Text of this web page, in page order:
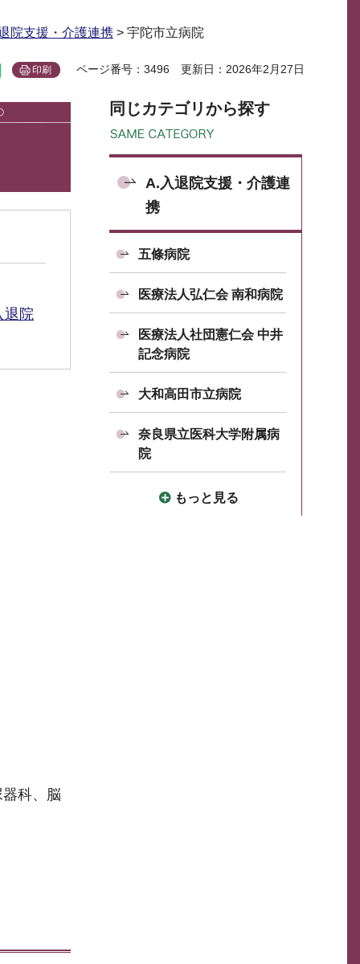
院支援・介護連携 > 宇陀市立病院
印刷 ページ番号：3496 更新日：2026年2月27日
退院
科、脳
同じカテゴリから探す
A.入退院支援・介護連
携
五條病院
医療法人弘仁会 南和病院
医療法人社団憲仁会 中井
記念病院
大和高田市立病院
奈良県立医科大学附属病
院
もっと見る